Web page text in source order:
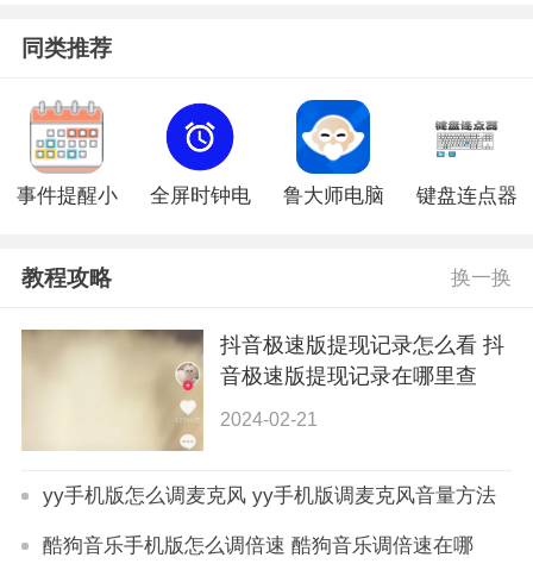
同类推荐
事件提醒小
全屏时钟电
鲁大师电脑
键盘连点器
教程攻略 换一换
抖音极速版提现记录怎么看 抖
音极速版提现记录在哪里查
2024-02-21
yy手机版怎么调麦克风 yy手机版调麦克风音量方法
酷狗音乐手机版怎么调倍速 酷狗音乐调倍速在哪